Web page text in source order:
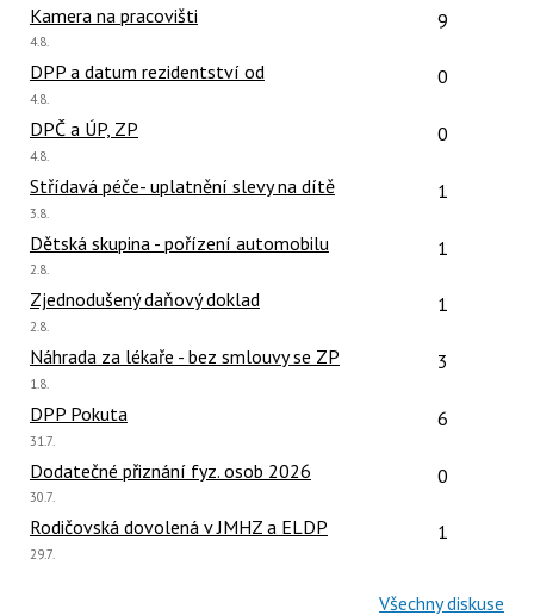
Kamera na pracovišti Počet
9
Poslední
4.8.
DPP a datum rezidentství od Počet
0
Poslední
4.8.
DPČ a ÚP, ZP Počet
0
Poslední
4.8.
Střídavá péče- uplatnění slevy na dítě Počet
1
Poslední
3.8.
Dětská skupina - pořízení automobilu Počet
1
Poslední
2.8.
Zjednodušený daňový doklad Počet
1
Poslední
2.8.
Náhrada za lékaře - bez smlouvy se ZP Počet
3
Poslední
1.8.
DPP Pokuta Počet
6
Poslední
31.7.
Dodatečné přiznání fyz. osob 2026 Počet
0
Poslední
30.7.
Rodičovská dovolená v JMHZ a ELDP Počet
1
Poslední
29.7.
Všechny diskuse